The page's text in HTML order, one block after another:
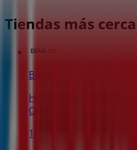
Tiendas más
BBVA
HERMANOS ALONSO
Onésimo
189 m